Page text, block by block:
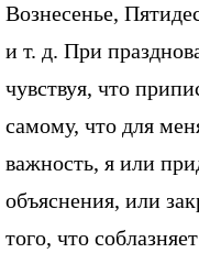
Вознесенье,
и т. д. При
чувствуя, что
самому, что для
важность, я или
объяснения, или
того, что